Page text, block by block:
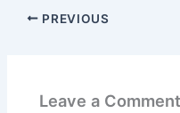
PREVIOUS
Leave a Comment